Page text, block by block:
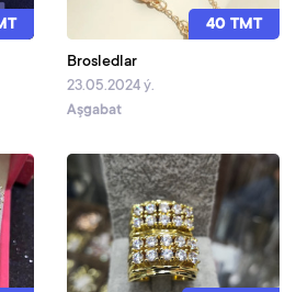
40 TMT
Brosledlar
23.05.2024 ý.
Aşgabat